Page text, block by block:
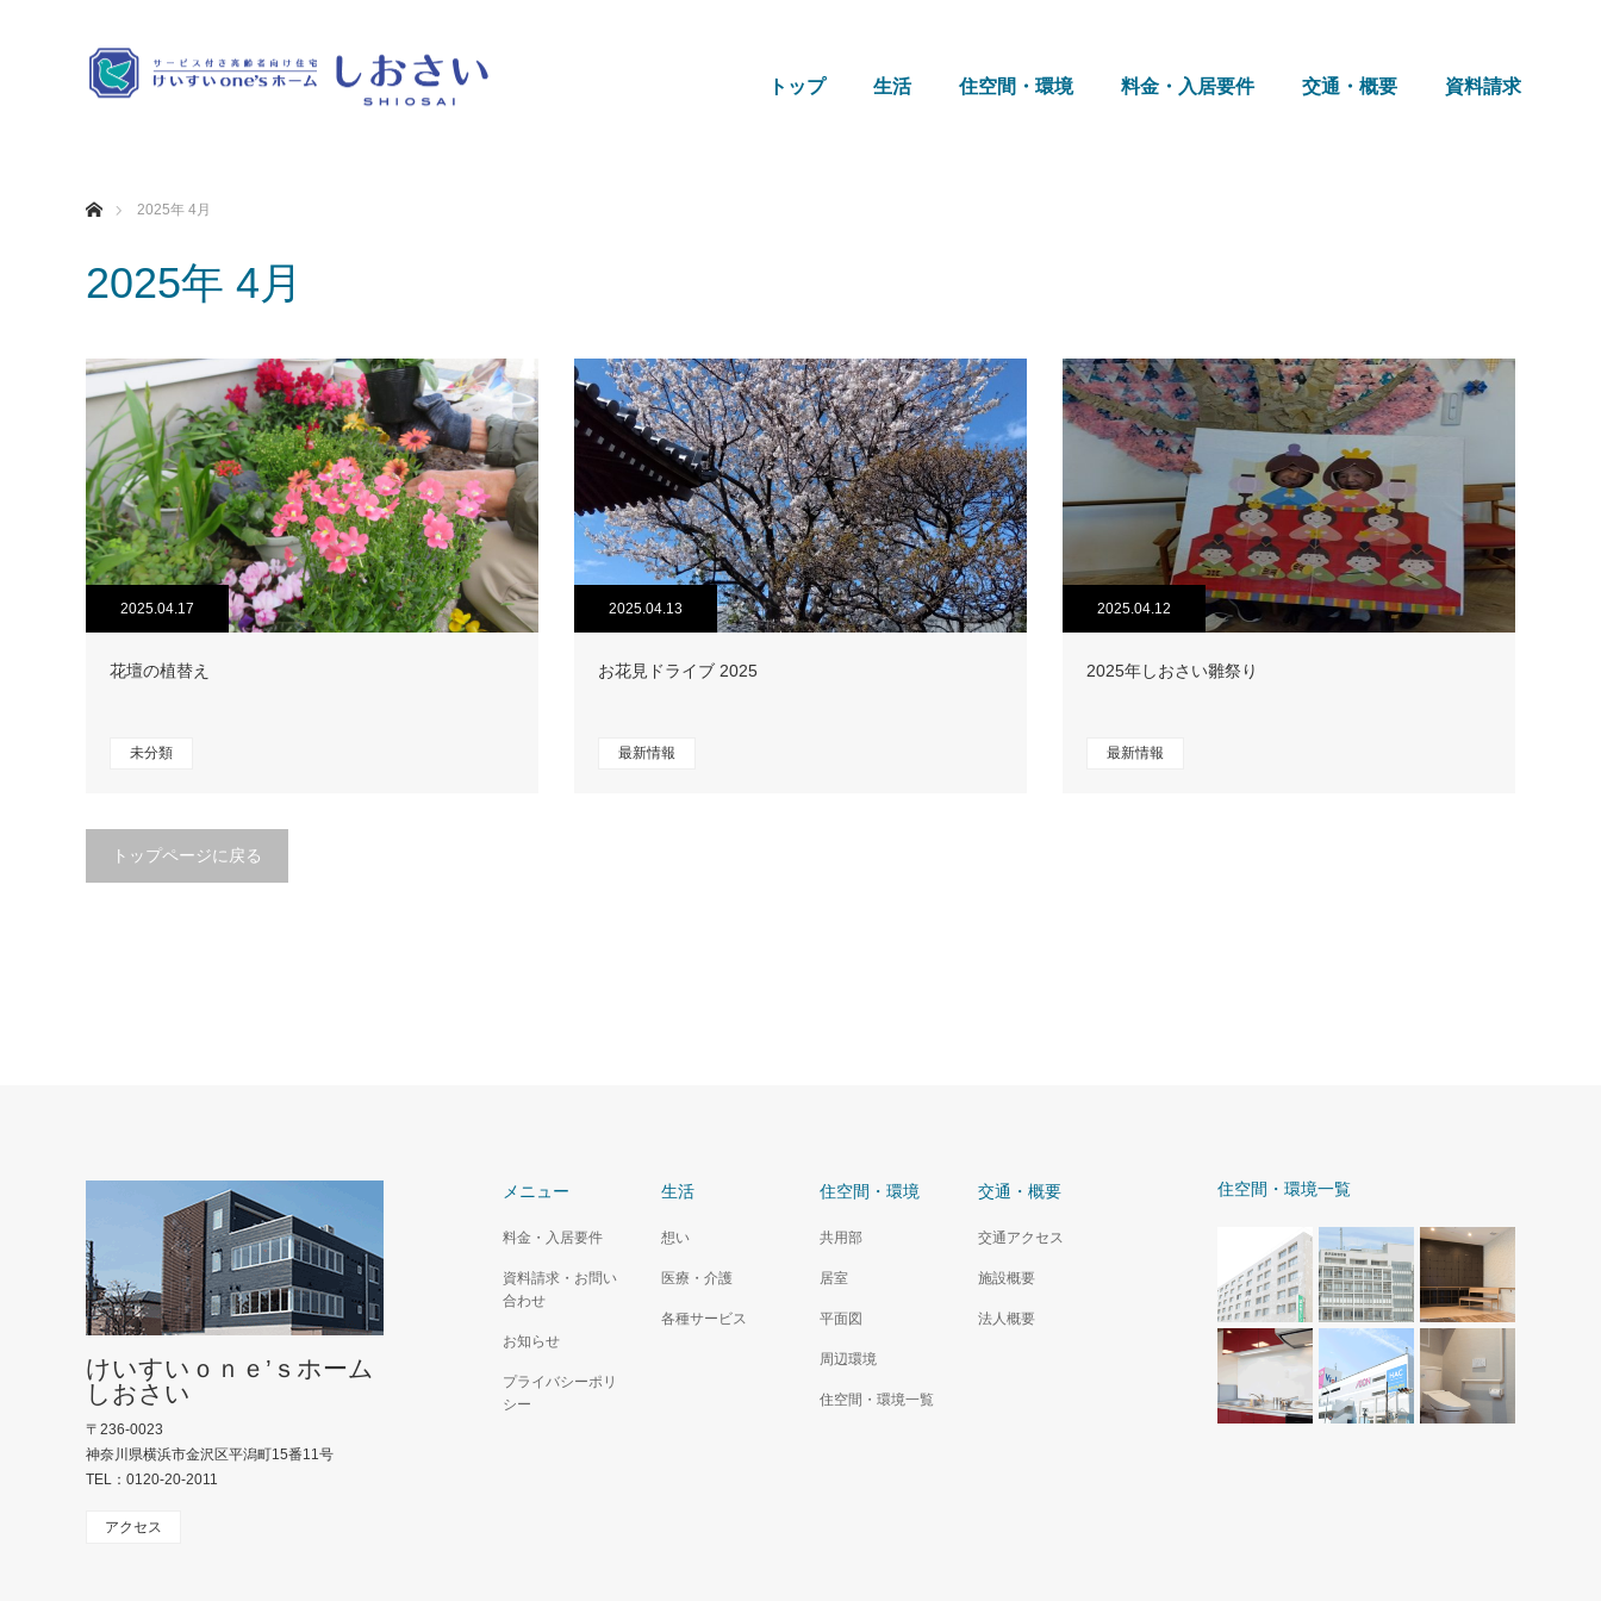
トップ 生活 住空間・環境 料金・入居要件 交通・概要 資料請求
2025年 4月
2025年 4月
2025.04.17
花壇の植替え
未分類
2025.04.13
お花見ドライブ 2025
最新情報
2025.04.12
2025年しおさい雛祭り
最新情報
トップページに戻る
メニュー
料金・入居要件
資料請求・お問い
合わせ
お知らせ
プライバシーポリ
シー
生活
想い
医療・介護
各種サービス
住空間・環境
共用部
居室
平面図
周辺環境
住空間・環境一覧
交通・概要
交通アクセス
施設概要
法人概要
住空間・環境一覧
けいすいｏｎｅ’ｓホーム
しおさい
〒236-0023
神奈川県横浜市金沢区平潟町15番11号
TEL：0120-20-2011
アクセス